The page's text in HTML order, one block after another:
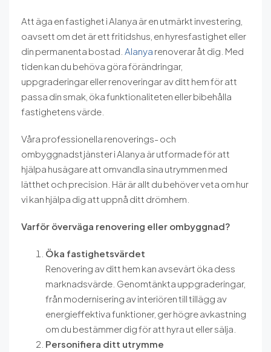
Att äga en fastighet i Alanya är en utmärkt investering,
oavsett om det är ett fritidshus, en hyresfastighet eller
din permanenta bostad. Alanya renoverar åt dig. Med
tiden kan du behöva göra förändringar,
uppgraderingar eller renoveringar av ditt hem för att
passa din smak, öka funktionaliteten eller bibehålla
fastighetens värde.
Våra professionella renoverings- och
ombyggnadstjänster i Alanya är utformade för att
hjälpa husägare att omvandla sina utrymmen med
lätthet och precision. Här är allt du behöver veta om hur
vi kan hjälpa dig att uppnå ditt drömhem.
Varför överväga renovering eller ombyggnad?
Öka fastighetsvärdet
Renovering av ditt hem kan avsevärt öka dess
marknadsvärde. Genomtänkta uppgraderingar,
från modernisering av interiören till tillägg av
energieffektiva funktioner, ger högre avkastning
om du bestämmer dig för att hyra ut eller sälja.
Personifiera ditt utrymme